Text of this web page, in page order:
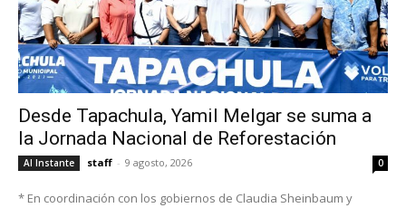
Desde Tapachula, Yamil Melgar se suma a
la Jornada Nacional de Reforestación
Al Instante staff - 9 agosto, 2026 0
* En coordinación con los gobiernos de Claudia Sheinbaum y